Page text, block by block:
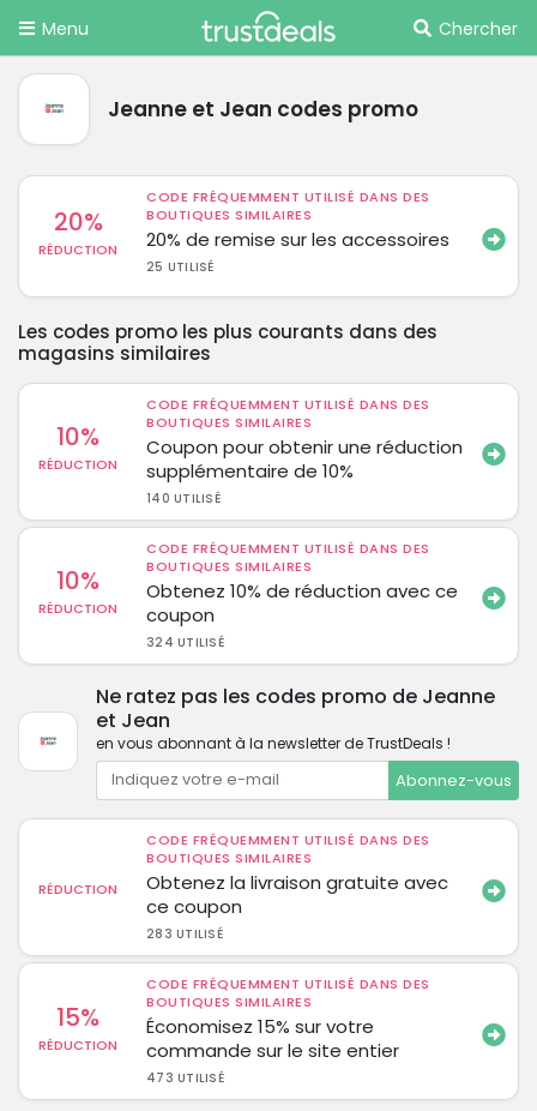
Menu Chercher
Jeanne et Jean codes promo
20%
RÉDUCTION
CODE FRÉQUEMMENT UTILISÉ DANS DES
BOUTIQUES SIMILAIRES
20% de remise sur les accessoires
25 UTILISÉ
Les codes promo les plus courants dans des
magasins similaires
10%
RÉDUCTION
CODE FRÉQUEMMENT UTILISÉ DANS DES
BOUTIQUES SIMILAIRES
Coupon pour obtenir une réduction
supplémentaire de 10%
140 UTILISÉ
10%
RÉDUCTION
CODE FRÉQUEMMENT UTILISÉ DANS DES
BOUTIQUES SIMILAIRES
Obtenez 10% de réduction avec ce
coupon
324 UTILISÉ
Ne ratez pas les codes promo de Jeanne
et Jean
en vous abonnant à la newsletter de TrustDeals !
Abonnez-vous
RÉDUCTION
CODE FRÉQUEMMENT UTILISÉ DANS DES
BOUTIQUES SIMILAIRES
Obtenez la livraison gratuite avec
ce coupon
283 UTILISÉ
15%
RÉDUCTION
CODE FRÉQUEMMENT UTILISÉ DANS DES
BOUTIQUES SIMILAIRES
Économisez 15% sur votre
commande sur le site entier
473 UTILISÉ